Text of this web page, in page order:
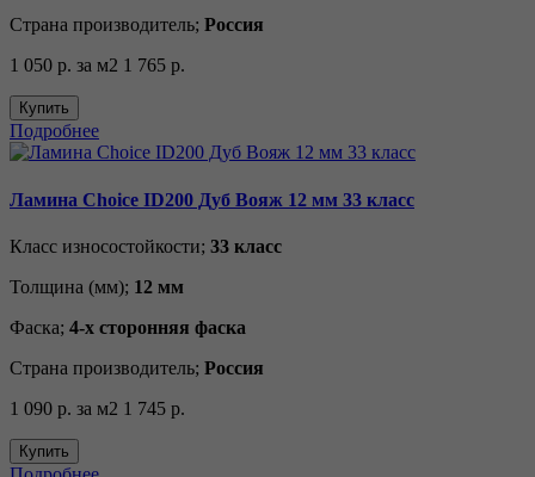
Страна производитель; Россия
1 050 р. за м2 1 765 р.
Купить
Подробнее
Ламина Choice ID200 Дуб Вояж 12 мм 33 класс
Класс износостойкости; 33 класс
Толщина (мм); 12 мм
Фаска; 4-х сторонняя фаска
Страна производитель; Россия
1 090 р. за м2 1 745 р.
Купить